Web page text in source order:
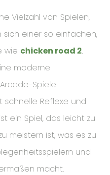
Vielzahl von Spielen,
einer so einfachen,
wie chicken road 2.
moderne
Spiele
Reflexe und
ein Spiel, das leicht zu
meistern ist, was es zu
und
macht.